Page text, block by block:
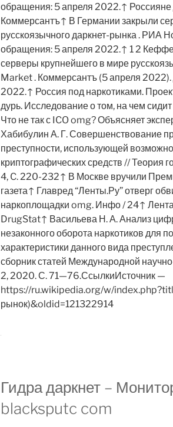
обращения: 5 апреля 2022.↑ Россияне
Коммерсантъ↑ В Германии закрыли
русскоязычного даркнет-рынка . РИА
обращения: 5 апреля 2022.↑ 1 2
серверы крупнейшего в мире
Market . Коммерсантъ (5 апреля
2022.↑ Россия под наркотиками.
дурь. Исследование о том, на чем
Что не так с ICO omg? Объясняет
Хабибулин А. Г. Совершенствование
преступности, использующей
криптографических средств // Теория
4, C. 220-232↑ В Москве вручили
газета↑ Главред “Ленты.Ру” отверг
наркоплощадки omg. Инфо / 24↑
DrugStat↑ Васильева Н. А. Анализ
незаконного оборота наркотиков для
характеристики данного вида
сборник статей Международной
2, 2020. С. 71—76.СсылкиИсточник —
https://ru.wikipedia.org/w/
рынок)&oldid=121322914
Гидра даркнет –
blacksputc com